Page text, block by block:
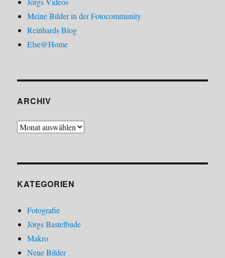
Meine Bilder in der Fotocommunity
Reinhards Blog
Else@Home
ARCHIV
Archiv
KATEGORIEN
Fotografie
Jörgs Bastelbude
Makro
Neue Bilder